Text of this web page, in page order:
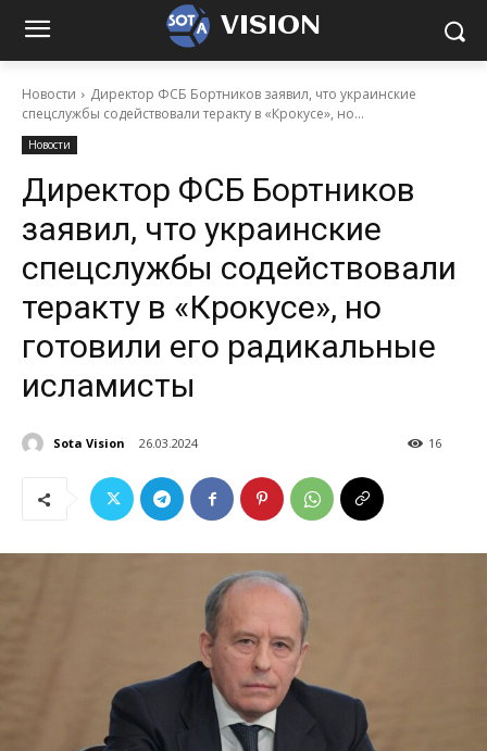
VISION
Новости
Директор ФСБ Бортников заявил, что украинские
спецслужбы содействовали теракту в «Крокусе», но...
Новости
Директор ФСБ Бортников
заявил, что украинские
спецслужбы содействовали
теракту в «Крокусе», но
готовили его радикальные
исламисты
Sota Vision 26.03.2024 16